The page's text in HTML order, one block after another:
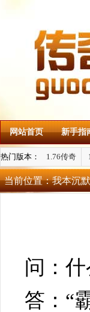
网站首页 新手指
热门版本： 1.76传奇
当前位置：我本沉
问：
答：“